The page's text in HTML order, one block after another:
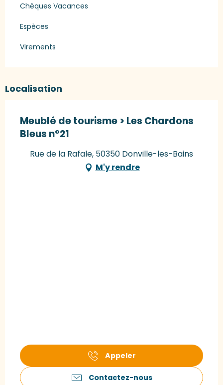
Chèques Vacances
Espèces
Virements
Localisation
Meublé de tourisme > Les Chardons
Bleus n°21
Rue de la Rafale, 50350 Donville-les-Bains
M'y rendre
Appeler
Contactez-nous